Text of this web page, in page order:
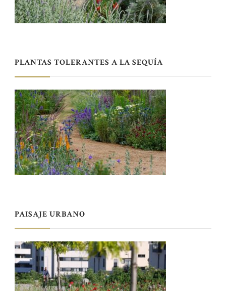
PLANTAS TOLERANTES A LA SEQUÍA
PAISAJE URBANO